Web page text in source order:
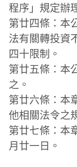
程序」規定辦
第廿四條：本
法有關轉投資
四十限制。
第廿五條：本
之。
第廿六條：本
他相關法令之
第廿七條：本
月廿一日。